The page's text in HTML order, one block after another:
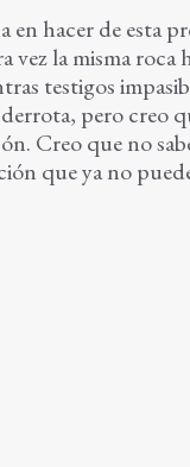
en hacer de esta
la misma roca
testigos
pero creo
Creo que no
que ya no